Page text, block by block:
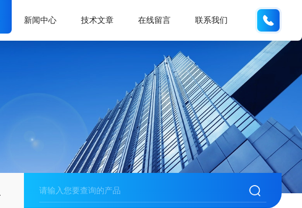
新闻中心 技术文章 在线留言 联系我们
重金属砷、汞快速检测盒